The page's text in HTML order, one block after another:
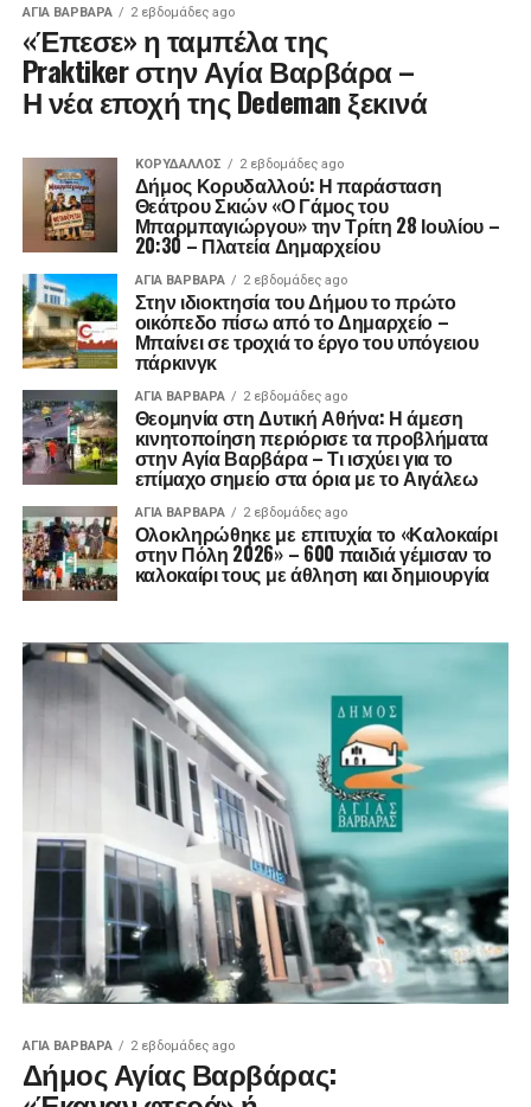
ΑΓΙΑ ΒΑΡΒΑΡΑ 2 εβδομάδες ago
«Έπεσε» η ταμπέλα της
Praktiker στην Αγία Βαρβάρα –
Η νέα εποχή της Dedeman ξεκινά
ΚΟΡΥΔΑΛΛΟΣ 2 εβδομάδες ago
Δήμος Κορυδαλλού: Η παράσταση
Θεάτρου Σκιών «Ο Γάμος του
Μπαρμπαγιώργου» την Τρίτη 28 Ιουλίου –
20:30 – Πλατεία Δημαρχείου
ΑΓΙΑ ΒΑΡΒΑΡΑ 2 εβδομάδες ago
Στην ιδιοκτησία του Δήμου το πρώτο
οικόπεδο πίσω από το Δημαρχείο –
Μπαίνει σε τροχιά το έργο του υπόγειου
πάρκινγκ
ΑΓΙΑ ΒΑΡΒΑΡΑ 2 εβδομάδες ago
Θεομηνία στη Δυτική Αθήνα: Η άμεση
κινητοποίηση περιόρισε τα προβλήματα
στην Αγία Βαρβάρα – Τι ισχύει για το
επίμαχο σημείο στα όρια με το Αιγάλεω
ΑΓΙΑ ΒΑΡΒΑΡΑ 2 εβδομάδες ago
Ολοκληρώθηκε με επιτυχία το «Καλοκαίρι
στην Πόλη 2026» – 600 παιδιά γέμισαν το
καλοκαίρι τους με άθληση και δημιουργία
ΑΓΙΑ ΒΑΡΒΑΡΑ 2 εβδομάδες ago
Δήμος Αγίας Βαρβάρας: